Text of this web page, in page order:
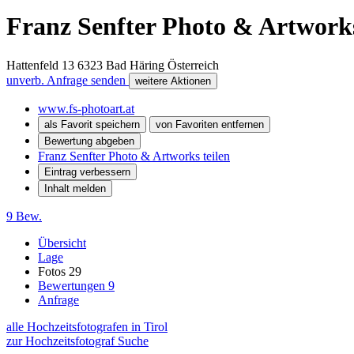
Franz Senfter Photo &
Hattenfeld 13 6323 Bad Häring Österreich
unverb. Anfrage senden
weitere Aktionen
www.fs-photoart.at
als Favorit speichern
von Favoriten entfernen
Bewertung abgeben
Franz Senfter Photo & Artworks teilen
Eintrag verbessern
Inhalt melden
9 Bew.
Übersicht
Lage
Fotos 29
Bewertungen 9
Anfrage
alle Hochzeitsfotografen in Tirol
zur Hochzeitsfotograf Suche